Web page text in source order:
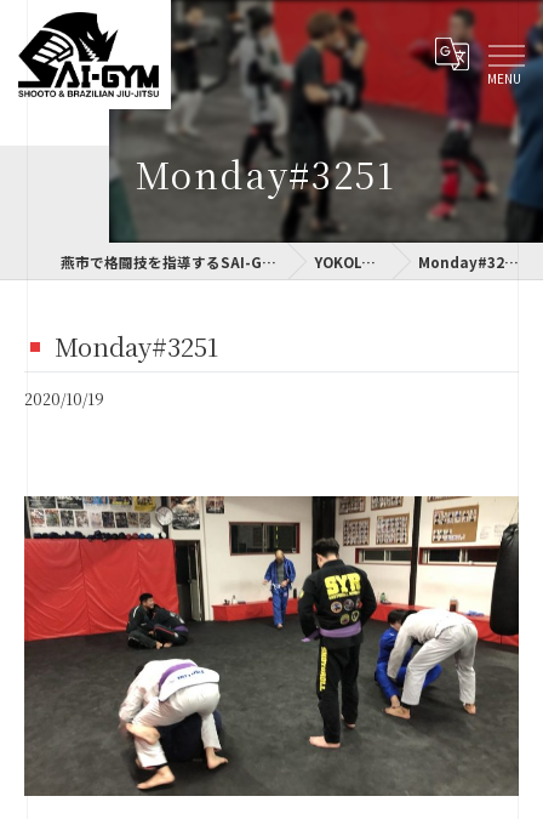
Monday#3251
燕市で格闘技を指導するSAI-GYM YOKOLOG Monday#3251
Monday#3251
2020/10/19